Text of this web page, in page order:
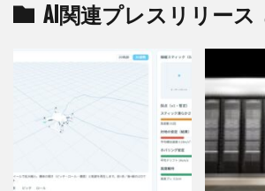
AI関連プレスリリース